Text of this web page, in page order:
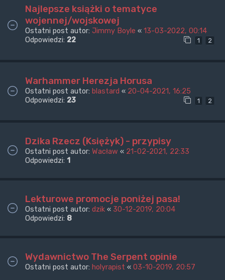
Najlepsze książki o tematyce
wojennej/wojskowej
Ostatni post autor: Jimmy Boyle « 13-03-2022, 00:14
Odpowiedzi: 22 1 2
Warhammer Herezja Horusa
Ostatni post autor: blastard « 20-04-2021, 16:25
Odpowiedzi: 23 1 2
Dzika Rzecz (Księżyk) - przypisy
Ostatni post autor: Wacław « 21-02-2021, 22:33
Odpowiedzi: 1
Lekturowe promocje poniżej pasa!
Ostatni post autor: dzik « 30-12-2019, 20:04
Odpowiedzi: 8
Wydawnictwo The Serpent opinie
Ostatni post autor: holyrapist « 03-10-2019, 20:57